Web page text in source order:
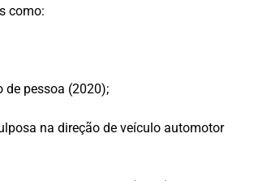
como:
de pessoa (2020);
na direção de veículo automotor